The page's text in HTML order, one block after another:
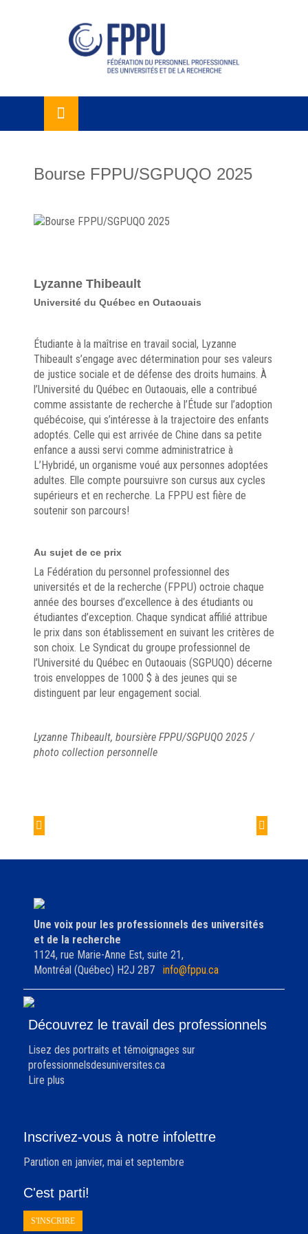
Bourse FPPU/SGPUQO 2025
Lyzanne Thibeault
Université du Québec en Outaouais
Étudiante à la maîtrise en travail social, Lyzanne
Thibeault s’engage avec détermination pour ses valeurs
de justice sociale et de défense des droits humains. À
l’Université du Québec en Outaouais, elle a contribué
comme assistante de recherche à l’Étude sur l’adoption
québécoise, qui s’intéresse à la trajectoire des enfants
adoptés. Celle qui est arrivée de Chine dans sa petite
enfance a aussi servi comme administratrice à
L’Hybridé, un organisme voué aux personnes adoptées
adultes. Elle compte poursuivre son cursus aux cycles
supérieurs et en recherche. La FPPU est fière de
soutenir son parcours!
Au sujet de ce prix
La Fédération du personnel professionnel des
universités et de la recherche (FPPU) octroie chaque
année des bourses d’excellence à des étudiants ou
étudiantes d’exception. Chaque syndicat affilié attribue
le prix dans son établissement en suivant les critères de
son choix. Le Syndicat du groupe professionnel de
l’Université du Québec en Outaouais (SGPUQO) décerne
trois enveloppes de 1000 $ à des jeunes qui se
distinguent par leur engagement social.
Lyzanne Thibeault, boursière FPPU/SGPUQO 2025 /
photo collection personnelle
de
Bourse FPPU/SGPUQO
Une voix pour les professionnels des universités
et de la recherche
1124, rue Marie-Anne Est, suite 21,
Montréal (Québec) H2J 2B7 info@fppu.ca
Découvrez le travail des professionnels
Lisez des portraits et témoignages sur
professionnelsdesuniversites.ca
Lire plus
Inscrivez-vous à notre infolettre
Parution en janvier, mai et septembre
C'est parti!
S'INSCRIRE